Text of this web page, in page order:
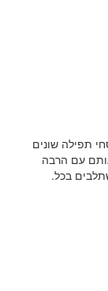
תפילה שונים
עם הרבה
בכל.